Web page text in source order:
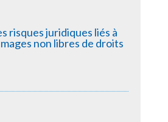
risques juridiques liés à
non libres de droits